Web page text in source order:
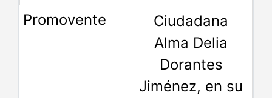
Ciudadana
Alma Delia
Dorantes
Jiménez, en su